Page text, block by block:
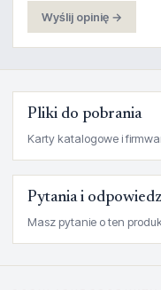
Wyślij opinię →
Pliki do pobrania
Karty katalogowe i
Pytania i
Masz pytanie o ten